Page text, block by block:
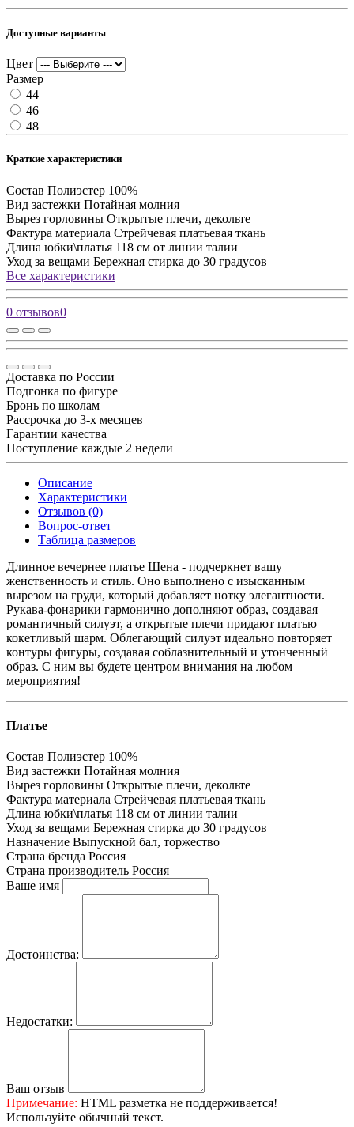
Доступные варианты
Цвет
Размер
44
46
48
Краткие характеристики
Состав Полиэстер 100%
Вид застежки Потайная молния
Вырез горловины Открытые плечи, декольте
Фактура материала Стрейчевая платьевая ткань
Длина юбки\платья 118 см от линии талии
Уход за вещами Бережная стирка до 30 градусов
Все характеристики
0 отзывов0
Доставка по России
Подгонка по фигуре
Бронь по школам
Рассрочка до 3-х месяцев
Гарантии качества
Поступление каждые 2 недели
Описание
Характеристики
Отзывов (0)
Вопрос-ответ
Таблица размеров
Длинное вечернее платье Шена - подчеркнет вашу
женственность и стиль. Оно выполнено с изысканным
вырезом на груди, который добавляет нотку элегантности.
Рукава-фонарики гармонично дополняют образ, создавая
романтичный силуэт, а открытые плечи придают платью
кокетливый шарм. Облегающий силуэт идеально повторяет
контуры фигуры, создавая соблазнительный и утонченный
образ. С ним вы будете центром внимания на любом
мероприятия!
Платье
Состав Полиэстер 100%
Вид застежки Потайная молния
Вырез горловины Открытые плечи, декольте
Фактура материала Стрейчевая платьевая ткань
Длина юбки\платья 118 см от линии талии
Уход за вещами Бережная стирка до 30 градусов
Назначение Выпускной бал, торжество
Страна бренда Россия
Страна производитель Россия
Ваше имя
Достоинства:
Недостатки:
Ваш отзыв
Примечание: HTML разметка не поддерживается!
Используйте обычный текст.